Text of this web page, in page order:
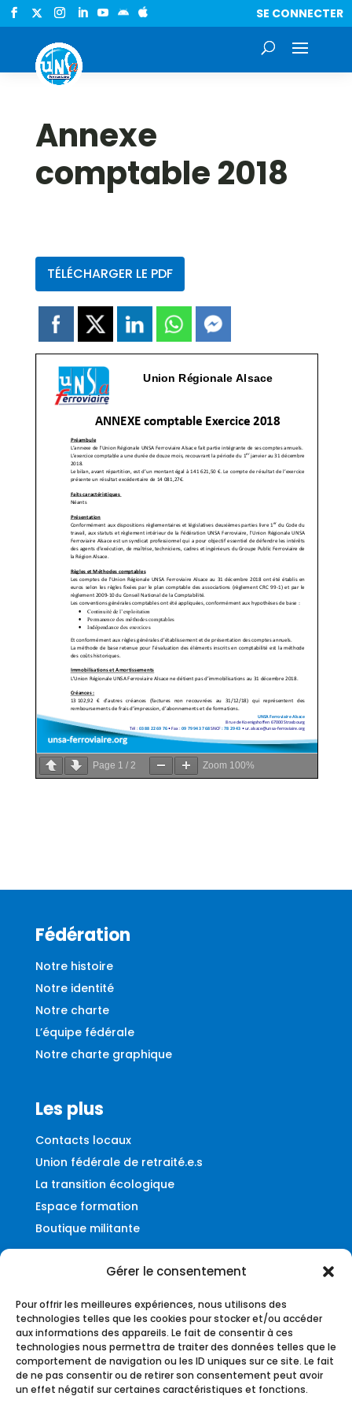
Gérer le consentement
Pour offrir les meilleures expériences, nous utilisons des
technologies telles que les cookies pour stocker et/ou accéder
aux informations des appareils. Le fait de consentir à ces
technologies nous permettra de traiter des données telles que le
comportement de navigation ou les ID uniques sur ce site. Le fait
de ne pas consentir ou de retirer son consentement peut avoir
un effet négatif sur certaines caractéristiques et fonctions.
  SE CONNECTER
Annexe
comptable 2018
TÉLÉCHARGER LE PDF
Page 1 / 2 Zoom 100%
Fédération
Notre histoire
Notre identité
Notre charte
L’équipe fédérale
Notre charte graphique
Les plus
Contacts locaux
Union fédérale de retraité.e.s
La transition écologique
Espace formation
Boutique militante
Contact
Fédération UNSA-Ferroviaire
56, rue du Faubourg Montmartre
75009 – Paris
federation@unsa-ferroviaire.org